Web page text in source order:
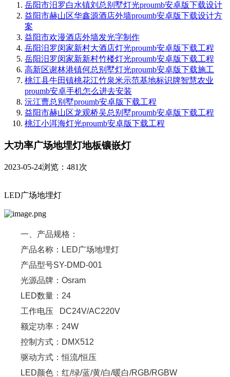
岳阳市汨罗白水镇刘总别墅灯光proumb安卓版下载设计
益阳市赫山区华鑫源酒店外墙proumb安卓版下载设计方
案
益阳市欢漫酒店外墙发光字制作
岳阳汨罗闵家新村大酒店灯光proumb安卓版下载工程
岳阳汨罗闵家新新村竹楼灯光proumb安卓版下载工程
高新区谢林港镇何总别墅灯光proumb安卓版下载施工
桃江县牛田镇桃花江竹泉米示范基地标识牌智慧农业
proumb安卓手机怎么进去安装
沅江曹总别墅proumb安卓版下载工程
益阳市赫山区龙观桥吴总别墅proumb安卓版下载工程
桃江小洱海灯光proumb安卓版下载工程
大功率广场地埋灯地板镶嵌灯
2023-05-24浏览：481次
LED广场地埋灯
一、产品规格：
产品名称： LED广场地埋灯
产品型号SY-DMD-001
光源品牌： Osram
LED数量：24
工作电压 DC24V/AC220V
额定功率：24W
控制方式： DMX512
驱动方式：恒流/恒压
LED颜色： 红/绿/蓝/黄/白/暖白/RGB/RGBW